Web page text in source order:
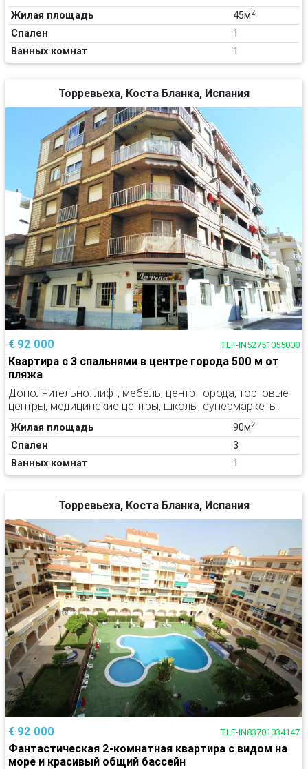
Жилая площадь 45м2
Спален
1
Ванных комнат
1
Торревьеха, Коста Бланка, Испания
€ 92 000 TLF-IN52751055000
Квартира с 3 спальнями в центре города 500 м от
пляжа
Дополнительно: лифт, мебель, центр города, торговые
центры, медицинские центры, школы, супермаркеты.
Жилая площадь 90м2
Спален
3
Ванных комнат
1
Торревьеха, Коста Бланка, Испания
€ 92 000 TLF-IN83701034147
Фантастическая 2-комнатная квартира с видом на
море и красивый общий бассейн